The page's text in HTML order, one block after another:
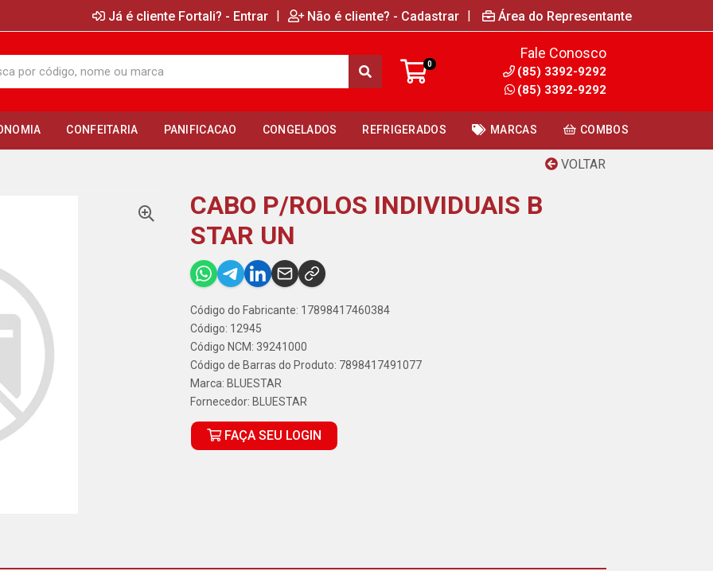
Já é cliente Fortali? - Entrar | Não é cliente? - Cadastrar | Área do Representante
0
Fale Conosco
(85) 3392-9292
(85) 3392-9292
CONFEITARIA PANIFICACAO CONGELADOS REFRIGERADOS MARCAS COMBOS
VOLTAR
CABO P/ROLOS INDIVIDUAIS B
STAR UN
Código do Fabricante: 17898417460384
Código: 12945
Código NCM: 39241000
Código de Barras do Produto: 7898417491077
Marca: BLUESTAR
Fornecedor: BLUESTAR
FAÇA SEU LOGIN